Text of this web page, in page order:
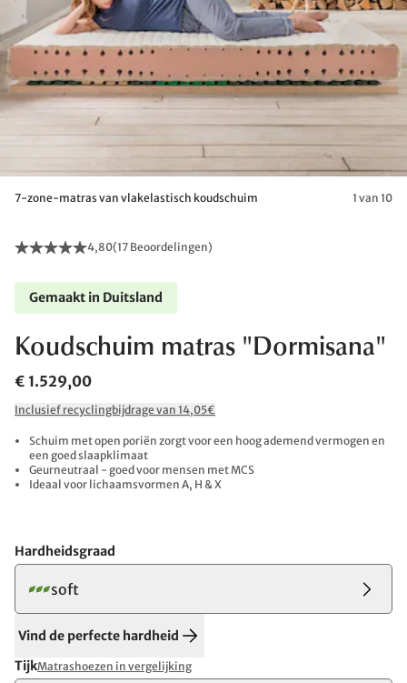
7-zone-matras van vlakelastisch koudschuim 1 van 10
4,80(17 Beoordelingen)
Gemaakt in Duitsland
Koudschuim matras "Dormisana"
€ 1.529,00
Inclusief recyclingbijdrage van 14,05€
Schuim met open poriën zorgt voor een hoog ademend vermogen en
een goed slaapklimaat
Geurneutraal - goed voor mensen met MCS
Ideaal voor lichaamsvormen A, H & X
Hardheidsgraad
soft
Vind de perfecte hardheid
TijkMatrashoezen in vergelijking